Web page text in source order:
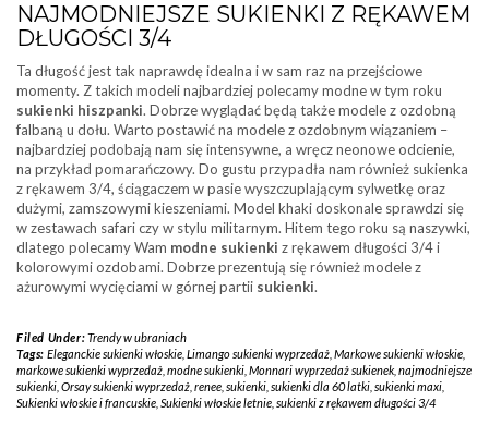
NAJMODNIEJSZE SUKIENKI Z RĘKAWEM
DŁUGOŚCI 3/4
Ta długość jest tak naprawdę idealna i w sam raz na przejściowe
momenty. Z takich modeli najbardziej polecamy modne w tym roku
sukienki hiszpanki. Dobrze wyglądać będą także modele z ozdobną
falbaną u dołu. Warto postawić na modele z ozdobnym wiązaniem –
najbardziej podobają nam się intensywne, a wręcz neonowe odcienie,
na przykład pomarańczowy. Do gustu przypadła nam również sukienka
z rękawem 3/4, ściągaczem w pasie wyszczuplającym sylwetkę oraz
dużymi, zamszowymi kieszeniami. Model khaki doskonale sprawdzi się
w zestawach safari czy w stylu militarnym. Hitem tego roku są naszywki,
dlatego polecamy Wam modne sukienki z rękawem długości 3/4 i
kolorowymi ozdobami. Dobrze prezentują się również modele z
ażurowymi wycięciami w górnej partii sukienki.
Filed Under:Trendy w ubraniach
Tags: Eleganckie sukienki włoskie, Limango sukienki wyprzedaż, Markowe sukienki włoskie,
markowe sukienki wyprzedaż modne sukienki Monnari wyprzedaż sukienek najmodniejsze
sukienki Orsay sukienki wyprzedaż renee sukienki sukienki dla 60 latki sukienki maxi
Sukienki włoskie i francuskie Sukienki włoskie letnie sukienki z rękawem długości 3/4